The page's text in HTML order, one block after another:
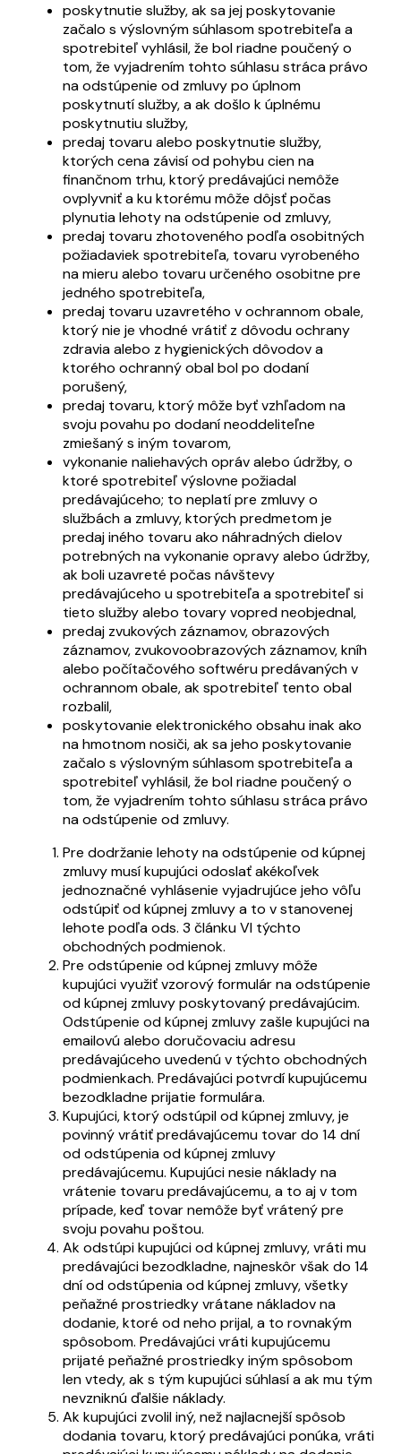
poskytnutie služby, ak sa jej poskytovanie
začalo s výslovným súhlasom spotrebiteľa a
spotrebiteľ vyhlásil, že bol riadne poučený o
tom, že vyjadrením tohto súhlasu stráca právo
na odstúpenie od zmluvy po úplnom
poskytnutí služby, a ak došlo k úplnému
poskytnutiu služby,
predaj tovaru alebo poskytnutie služby,
ktorých cena závisí od pohybu cien na
finančnom trhu, ktorý predávajúci nemôže
ovplyvniť a ku ktorému môže dôjsť počas
plynutia lehoty na odstúpenie od zmluvy,
predaj tovaru zhotoveného podľa osobitných
požiadaviek spotrebiteľa, tovaru vyrobeného
na mieru alebo tovaru určeného osobitne pre
jedného spotrebiteľa,
predaj tovaru uzavretého v ochrannom obale,
ktorý nie je vhodné vrátiť z dôvodu ochrany
zdravia alebo z hygienických dôvodov a
ktorého ochranný obal bol po dodaní
porušený,
predaj tovaru, ktorý môže byť vzhľadom na
svoju povahu po dodaní neoddeliteľne
zmiešaný s iným tovarom,
vykonanie naliehavých opráv alebo údržby, o
ktoré spotrebiteľ výslovne požiadal
predávajúceho; to neplatí pre zmluvy o
službách a zmluvy, ktorých predmetom je
predaj iného tovaru ako náhradných dielov
potrebných na vykonanie opravy alebo údržby,
ak boli uzavreté počas návštevy
predávajúceho u spotrebiteľa a spotrebiteľ si
tieto služby alebo tovary vopred neobjednal,
predaj zvukových záznamov, obrazových
záznamov, zvukovoobrazových záznamov, kníh
alebo počítačového softwéru predávaných v
ochrannom obale, ak spotrebiteľ tento obal
rozbalil,
poskytovanie elektronického obsahu inak ako
na hmotnom nosiči, ak sa jeho poskytovanie
začalo s výslovným súhlasom spotrebiteľa a
spotrebiteľ vyhlásil, že bol riadne poučený o
tom, že vyjadrením tohto súhlasu stráca právo
na odstúpenie od zmluvy.
Pre dodržanie lehoty na odstúpenie od kúpnej
zmluvy musí kupujúci odoslať akékoľvek
jednoznačné vyhlásenie vyjadrujúce jeho vôľu
odstúpiť od kúpnej zmluvy a to v stanovenej
lehote podľa ods. 3 článku VI týchto
obchodných podmienok.
Pre odstúpenie od kúpnej zmluvy môže
kupujúci využiť vzorový formulár na odstúpenie
od kúpnej zmluvy poskytovaný predávajúcim.
Odstúpenie od kúpnej zmluvy zašle kupujúci na
emailovú alebo doručovaciu adresu
predávajúceho uvedenú v týchto obchodných
podmienkach. Predávajúci potvrdí kupujúcemu
bezodkladne prijatie formulára.
Kupujúci, ktorý odstúpil od kúpnej zmluvy, je
povinný vrátiť predávajúcemu tovar do 14 dní
od odstúpenia od kúpnej zmluvy
predávajúcemu. Kupujúci nesie náklady na
vrátenie tovaru predávajúcemu, a to aj v tom
prípade, keď tovar nemôže byť vrátený pre
svoju povahu poštou.
Ak odstúpi kupujúci od kúpnej zmluvy, vráti mu
predávajúci bezodkladne, najneskôr však do 14
dní od odstúpenia od kúpnej zmluvy, všetky
peňažné prostriedky vrátane nákladov na
dodanie, ktoré od neho prijal, a to rovnakým
spôsobom. Predávajúci vráti kupujúcemu
prijaté peňažné prostriedky iným spôsobom
len vtedy, ak s tým kupujúci súhlasí a ak mu tým
nevzniknú ďalšie náklady.
Ak kupujúci zvolil iný, než najlacnejší spôsob
dodania tovaru, ktorý predávajúci ponúka, vráti